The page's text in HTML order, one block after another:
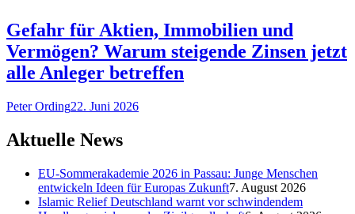
Gefahr für Aktien, Immobilien und
Vermögen? Warum steigende Zinsen jetzt
alle Anleger betreffen
Peter Ording22. Juni 2026
Aktuelle News
EU-Sommerakademie 2026 in Passau: Junge Menschen
entwickeln Ideen für Europas Zukunft7. August 2026
Islamic Relief Deutschland warnt vor schwindendem